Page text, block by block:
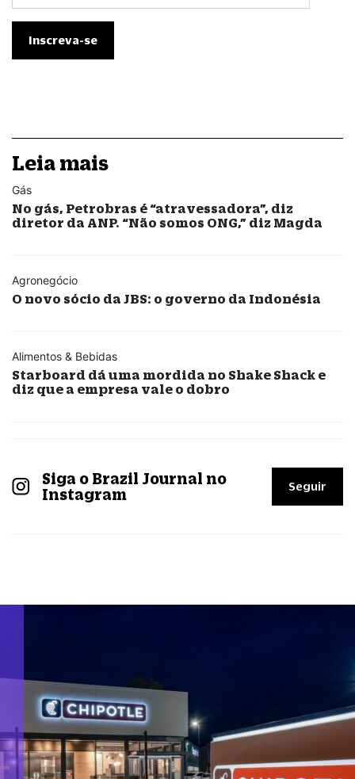
Leia mais
Gás
No gás, Petrobras é “atravessadora”, diz
diretor da ANP. “Não somos ONG,” diz Magda
Agronegócio
O novo sócio da JBS: o governo da Indonésia
Alimentos & Bebidas
Starboard dá uma mordida no Shake Shack e
diz que a empresa vale o dobro
Siga o Brazil Journal no
Instagram
Seguir